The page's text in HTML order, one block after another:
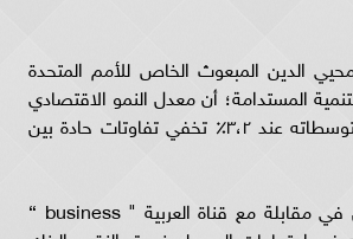
الدين المبعوث الخاص للأمم المتحدة
أجندة ٢٠٣٠ للتنمية المستدامة؛ أن معدل النمو الاقتصادي
العالمي متواضع ومتوسطاته عند ٣،٢٪؜ تخفي تفاوتات حادة بين
وأضاف محيي الدين في مقابلة مع قناة العربية " business “